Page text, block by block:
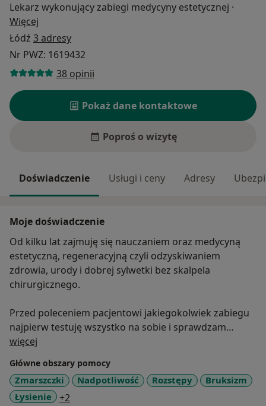
Lekarz wykonujący zabiegi medycyny estetycznej ·
Więcej
Łódź 3 adresy
Nr PWZ: 1619432
38 opinii
Pokaż dane kontaktowe
Poproś o wizytę
Doświadczenie Usługi i ceny Adresy
Moje doświadczenie
Od kilku lat zajmuję się nauczaniem oraz medycyną
estetyczną, regeneracyjną czyli odzyskiwaniem
zdrowia, urody i dobrej sylwetki bez skalpela
chirurgicznego.
Przed poleceniem pacjentowi jakiegokolwiek zabiegu
najpierw testuję wszystko na sobie i sprawdzam
wyniki.
Oprócz tego stale podnoszę swoje kwalifikacje na
licznych kursach poznając najnowsze metody leczenia,
oraz wytyczne przeprowadzania zabiegów medycyny
więcej
Główne obszary pomocy
Zmarszczki Nadpotliwość Rozstępy
Bruksizm
Łysienie
+2